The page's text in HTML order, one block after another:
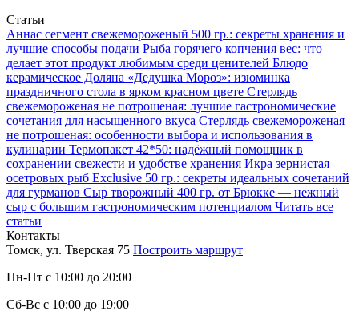
Статьи
Аннаc сегмент свежемороженый 500 гр.: секреты хранения и
лучшие способы подачи Рыба горячего копчения вес: что
делает этот продукт любимым среди ценителей Блюдо
керамическое Доляна «Дедушка Мороз»: изюминка
праздничного стола в ярком красном цвете Стерлядь
свежемороженая не потрошеная: лучшие гастрономические
сочетания для насыщенного вкуса Стерлядь свежемороженая
не потрошеная: особенности выбора и использования в
кулинарии Термопакет 42*50: надёжный помощник в
сохранении свежести и удобстве хранения Икра зернистая
осетровых рыб Exclusive 50 гр.: секреты идеальных сочетаний
для гурманов Сыр творожный 400 гр. от Брюкке — нежный
сыр с большим гастрономическим потенциалом Читать все
статьи
Контакты
Томск, ул. Тверская 75 Построить маршрут
Пн-Пт с 10:00 до 20:00
Сб-Вс с 10:00 до 19:00